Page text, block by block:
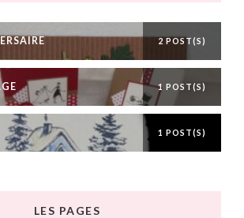
2 POST(S)
1 POST(S)
1 POST(S)
LES PAGES